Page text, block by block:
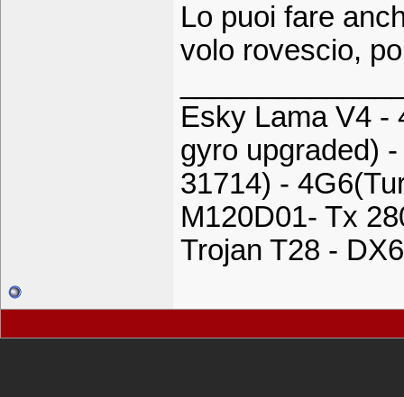
Lo puoi fare
volo rovescio,
Esky Lama V4 -
gyro upgraded)
31714) -
M120D01- Tx
Trojan T28 -